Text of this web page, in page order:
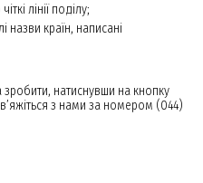
лінії поділу;
назви країн, написані
натиснувши на кнопку
з нами за номером (044)